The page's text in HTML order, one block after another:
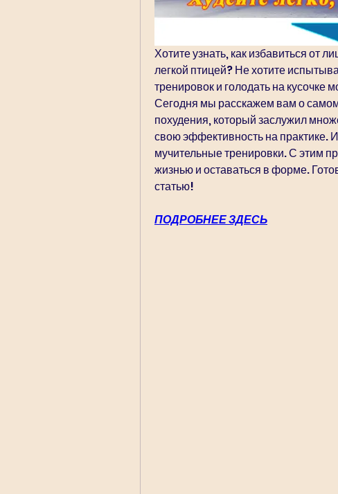
Хотите узнать, как избавиться от
легкой птицей? Не хотите
тренировок и голодать на кусочке
Сегодня мы расскажем вам о
похудения, который заслужил
свою эффективность на практике.
мучительные тренировки. С этим
жизнью и оставаться в форме.
статью!
ПОДРОБНЕЕ ЗДЕСЬ